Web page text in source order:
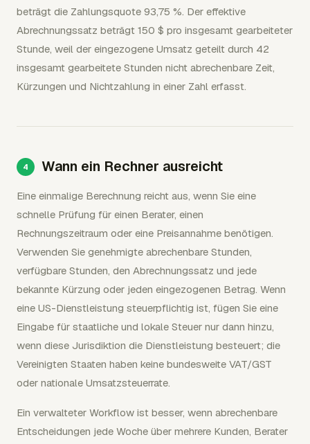
beträgt die Zahlungsquote 93,75 %. Der effektive
Abrechnungssatz beträgt 150 $ pro insgesamt gearbeiteter
Stunde, weil der eingezogene Umsatz geteilt durch 42
insgesamt gearbeitete Stunden nicht abrechenbare Zeit,
Kürzungen und Nichtzahlung in einer Zahl erfasst.
Wann ein Rechner ausreicht
Eine einmalige Berechnung reicht aus, wenn Sie eine
schnelle Prüfung für einen Berater, einen
Rechnungszeitraum oder eine Preisannahme benötigen.
Verwenden Sie genehmigte abrechenbare Stunden,
verfügbare Stunden, den Abrechnungssatz und jede
bekannte Kürzung oder jeden eingezogenen Betrag. Wenn
eine US-Dienstleistung steuerpflichtig ist, fügen Sie eine
Eingabe für staatliche und lokale Steuer nur dann hinzu,
wenn diese Jurisdiktion die Dienstleistung besteuert; die
Vereinigten Staaten haben keine bundesweite VAT/GST
oder nationale Umsatzsteuerrate.
Ein verwalteter Workflow ist besser, wenn abrechenbare
Entscheidungen jede Woche über mehrere Kunden, Berater